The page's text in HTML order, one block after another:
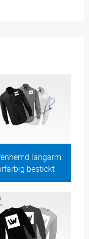
langarm,
bestickt